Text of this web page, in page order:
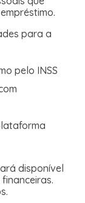
para a
pelo INSS
disponível